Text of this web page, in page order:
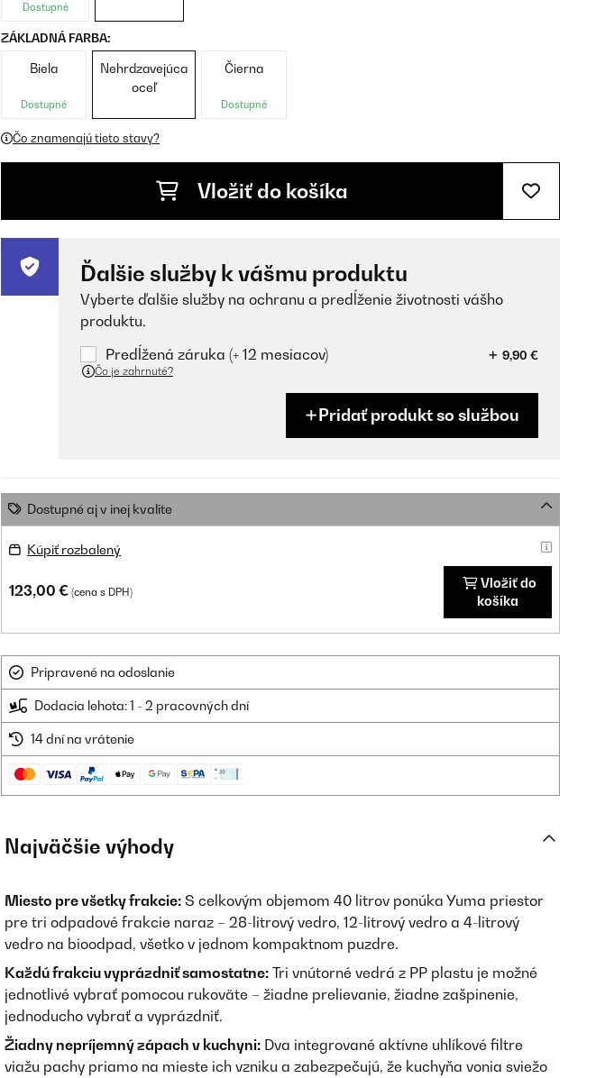
Dostupné
ZÁKLADNÁ FARBA:
Biela
Dostupné
Nehrdzavejúca
oceľ
Čierna
Dostupné
Čo znamenajú tieto stavy?
Vložiť do košíka
Ďalšie služby k vášmu produktu
Vyberte ďalšie služby na ochranu a predĺženie životnosti vášho
produktu.
Predĺžená záruka (+ 12 mesiacov)
9,90 €
Čo je zahrnuté?
Pridať produkt so službou
Dostupné aj v inej kvalite
Kúpiť rozbalený
123,00 € (cena s DPH)
Vložiť do
košíka
Pripravené na odoslanie
Dodacia lehota: 1 - 2 pracovných dní
14 dní na vrátenie
Najväčšie výhody
Miesto pre všetky frakcie: S celkovým objemom 40 litrov ponúka Yuma priestor
pre tri odpadové frakcie naraz – 28-litrový vedro, 12-litrový vedro a 4-litrový
vedro na bioodpad, všetko v jednom kompaktnom puzdre.
Každú frakciu vyprázdniť samostatne: Tri vnútorné vedrá z PP plastu je možné
jednotlivé vybrať pomocou rukoväte – žiadne prelievanie, žiadne zašpinenie,
jednoducho vybrať a vyprázdniť.
Žiadny nepríjemný zápach v kuchyni: Dva integrované aktívne uhlíkové filtre
viažu pachy priamo na mieste ich vzniku a zabezpečujú, že kuchyňa vonia sviežo